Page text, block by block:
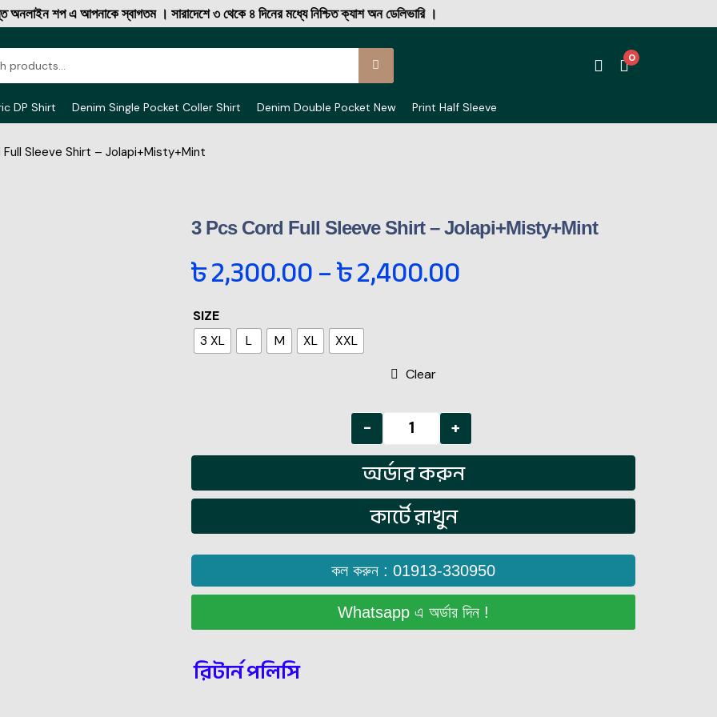
শপ এ আপনাকে স্বাগতম । সারাদেশে ৩ থেকে ৪ দিনের মধ্যে নিশ্চিত ক্যাশ অন ডেলিভারি ।
0
DP Shirt Denim Single Pocket Coller Shirt Denim Double Pocket New Print Half Sleeve
Sleeve Shirt – Jolapi+Misty+Mint
3 Pcs Cord Full Sleeve Shirt – Jolapi+Misty+Mint
৳2,300.00–৳2,400.00
SIZE
3 XL
L M XL
XXL
Clear
- +
অর্ডার করুন
কার্টে রাখুন
কল করুন : 01913-330950
Whatsapp এ অর্ডার দিন !
রিটার্ন পলিসি